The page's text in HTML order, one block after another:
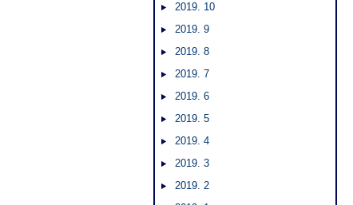
2019. 10
2019. 9
2019. 8
2019. 7
2019. 6
2019. 5
2019. 4
2019. 3
2019. 2